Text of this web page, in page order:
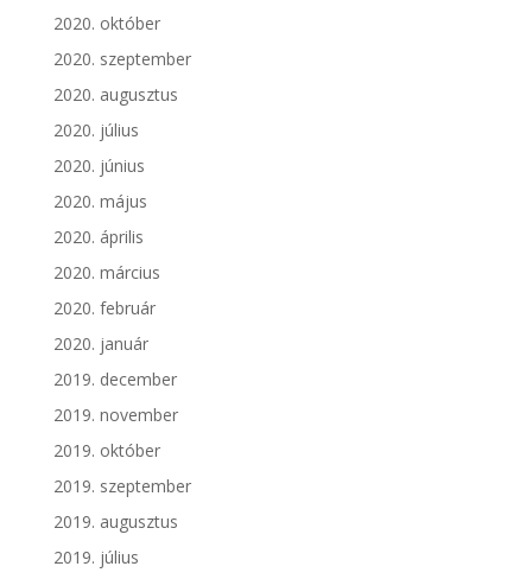
2020. október
2020. szeptember
2020. augusztus
2020. július
2020. június
2020. május
2020. április
2020. március
2020. február
2020. január
2019. december
2019. november
2019. október
2019. szeptember
2019. augusztus
2019. július